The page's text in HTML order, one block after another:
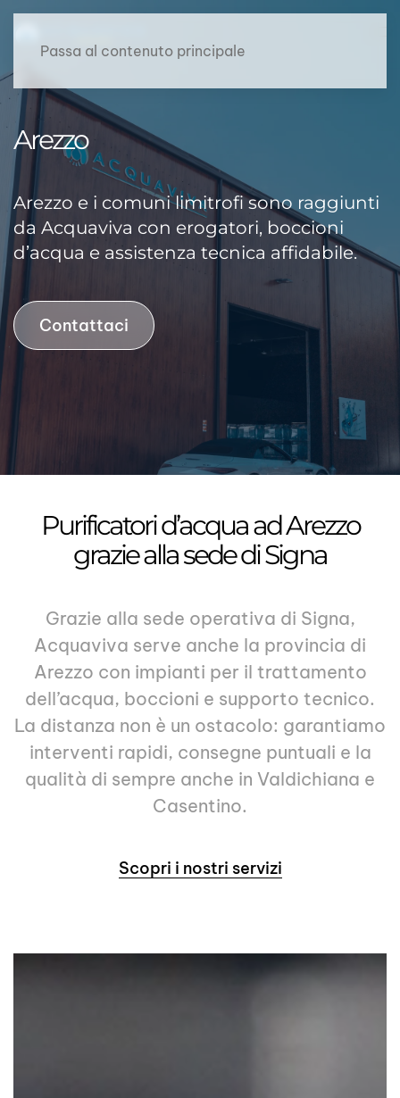
Passa al contenuto principale
Arezzo
Arezzo e i comuni limitrofi sono raggiunti
da Acquaviva con erogatori, boccioni
d’acqua e assistenza tecnica affidabile.
Contattaci
Purificatori d’acqua ad Arezzo
grazie alla sede di Signa
Grazie alla sede operativa di Signa,
Acquaviva serve anche la provincia di
Arezzo con impianti per il trattamento
dell’acqua, boccioni e supporto tecnico.
La distanza non è un ostacolo: garantiamo
interventi rapidi, consegne puntuali e la
qualità di sempre anche in Valdichiana e
Casentino.
Scopri i nostri servizi